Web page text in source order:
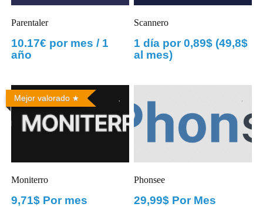
Parentaler
10.17€ por mes / 1
año
Scannero
1 día por 0,89$ (49,8$
al mes)
Mejor valorado
Moniterro
9,71$ Por mes
Phonsee
29,99$ Por Mes